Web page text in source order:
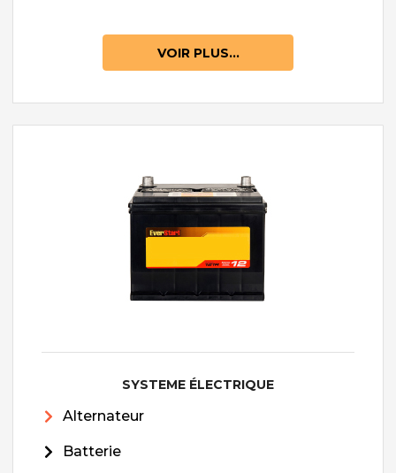
VOIR PLUS...
SYSTEME ÉLECTRIQUE
Alternateur
Batterie